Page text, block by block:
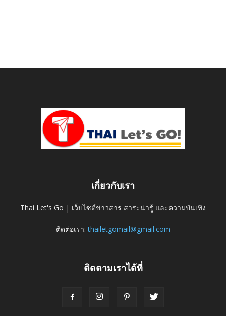
เกี่ยวกับเรา
Thai Let's Go | เว็บไซต์ข่าวสาร สาระน่ารู้ และความบันเทิง
ติดต่อเรา:thailetgomail@gmail.com
ติดตามเราได้ที่